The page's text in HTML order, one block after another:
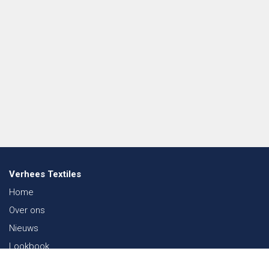
Verhees Textiles
Home
Over ons
Nieuws
Lookbook